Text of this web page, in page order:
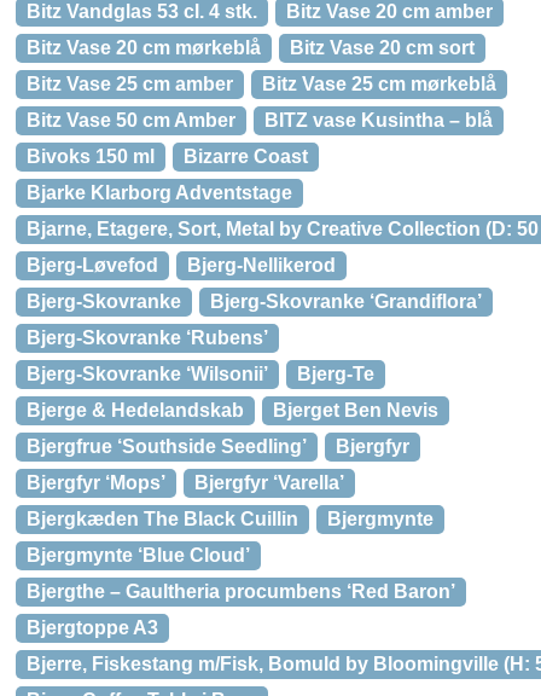
Bitz Vandglas 53 cl. 4 stk.
Bitz Vase 20 cm amber
Bitz Vase 20 cm mørkeblå
Bitz Vase 20 cm sort
Bitz Vase 25 cm amber
Bitz Vase 25 cm mørkeblå
Bitz Vase 50 cm Amber
BITZ vase Kusintha – blå
Bivoks 150 ml
Bizarre Coast
Bjarke Klarborg Adventstage
Bjarne, Etagere, Sort, Metal by Creative Collection (D:
Bjerg-Løvefod
Bjerg-Nellikerod
Bjerg-Skovranke
Bjerg-Skovranke ‘Grandiflora’
Bjerg-Skovranke ‘Rubens’
Bjerg-Skovranke ‘Wilsonii’
Bjerg-Te
Bjerge & Hedelandskab
Bjerget Ben Nevis
Bjergfrue ‘Southside Seedling’
Bjergfyr
Bjergfyr ‘Mops’
Bjergfyr ‘Varella’
Bjergkæden The Black Cuillin
Bjergmynte
Bjergmynte ‘Blue Cloud’
Bjergthe – Gaultheria procumbens ‘Red Baron’
Bjergtoppe A3
Bjerre, Fiskestang m/Fisk, Bomuld by Bloomingville (H: